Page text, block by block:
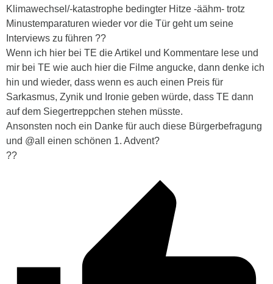
Klimawechsel/-katastrophe bedingter Hitze -äähm- trotz
Minustemparaturen wieder vor die Tür geht um seine
Interviews zu führen ??
Wenn ich hier bei TE die Artikel und Kommentare lese und
mir bei TE wie auch hier die Filme angucke, dann denke ich
hin und wieder, dass wenn es auch einen Preis für
Sarkasmus, Zynik und Ironie geben würde, dass TE dann
auf dem Siegertreppchen stehen müsste.
Ansonsten noch ein Danke für auch diese Bürgerbefragung
und @all einen schönen 1. Advent?️
??